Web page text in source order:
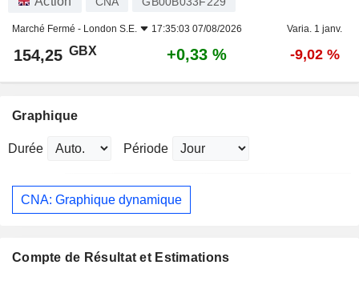
Marché Fermé - London S.E. 17:35:03 07/08/2026 Varia. 1 janv.
154,25 GBX +0,33 % -9,02 %
Graphique
Durée Période
CNA: Graphique dynamique
Compte de Résultat et Estimations